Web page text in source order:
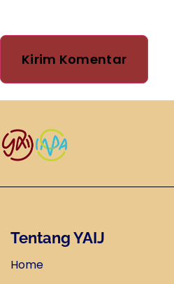
Tentang YAIJ
Home